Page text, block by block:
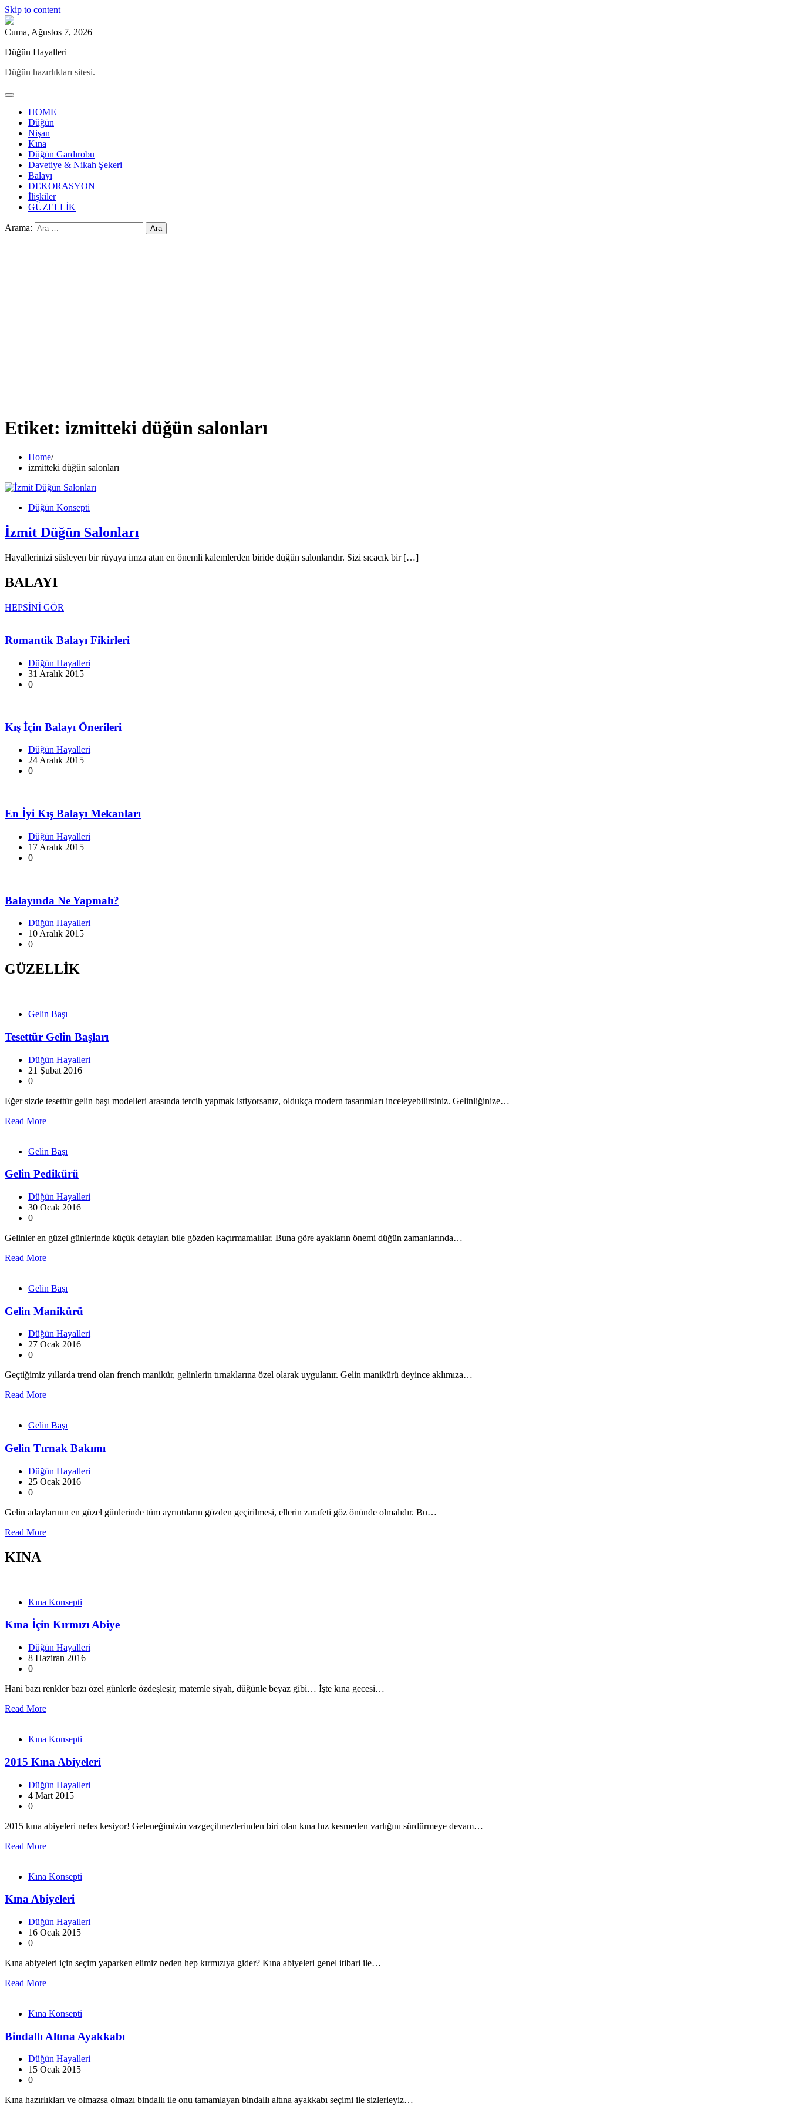
Skip to content
Cuma, Ağustos 7, 2026
Düğün Hayalleri
Düğün hazırlıkları sitesi.
HOME
Düğün
Nişan
Kına
Düğün Gardırobu
Davetiye & Nikah Şekeri
Balayı
DEKORASYON
İlişkiler
GÜZELLİK
Arama:
Etiket: izmitteki düğün salonları
Home
izmitteki düğün salonları
Düğün Konsepti
İzmit Düğün Salonları
Hayallerinizi süsleyen bir rüyaya imza atan en önemli kalemlerden biride düğün salonlarıdır. Sizi sıcacık bir […]
BALAYI
HEPSİNİ GÖR
Romantik Balayı Fikirleri
Düğün Hayalleri
31 Aralık 2015
0
Kış İçin Balayı Önerileri
Düğün Hayalleri
24 Aralık 2015
0
En İyi Kış Balayı Mekanları
Düğün Hayalleri
17 Aralık 2015
0
Balayında Ne Yapmalı?
Düğün Hayalleri
10 Aralık 2015
0
GÜZELLİK
Gelin Başı
Tesettür Gelin Başları
Düğün Hayalleri
21 Şubat 2016
0
Eğer sizde tesettür gelin başı modelleri arasında tercih yapmak istiyorsanız, oldukça modern tasarımları inceleyebilirsiniz. Gelinliğinize…
Read More
Gelin Başı
Gelin Pedikürü
Düğün Hayalleri
30 Ocak 2016
0
Gelinler en güzel günlerinde küçük detayları bile gözden kaçırmamalılar. Buna göre ayakların önemi düğün zamanlarında…
Read More
Gelin Başı
Gelin Manikürü
Düğün Hayalleri
27 Ocak 2016
0
Geçtiğimiz yıllarda trend olan french manikür, gelinlerin tırnaklarına özel olarak uygulanır. Gelin manikürü deyince aklımıza…
Read More
Gelin Başı
Gelin Tırnak Bakımı
Düğün Hayalleri
25 Ocak 2016
0
Gelin adaylarının en güzel günlerinde tüm ayrıntıların gözden geçirilmesi, ellerin zarafeti göz önünde olmalıdır. Bu…
Read More
KINA
Kına Konsepti
Kına İçin Kırmızı Abiye
Düğün Hayalleri
8 Haziran 2016
0
Hani bazı renkler bazı özel günlerle özdeşleşir, matemle siyah, düğünle beyaz gibi… İşte kına gecesi…
Read More
Kına Konsepti
2015 Kına Abiyeleri
Düğün Hayalleri
4 Mart 2015
0
2015 kına abiyeleri nefes kesiyor! Geleneğimizin vazgeçilmezlerinden biri olan kına hız kesmeden varlığını sürdürmeye devam…
Read More
Kına Konsepti
Kına Abiyeleri
Düğün Hayalleri
16 Ocak 2015
0
Kına abiyeleri için seçim yaparken elimiz neden hep kırmızıya gider? Kına abiyeleri genel itibari ile…
Read More
Kına Konsepti
Bindallı Altına Ayakkabı
Düğün Hayalleri
15 Ocak 2015
0
Kına hazırlıkları ve olmazsa olmazı bindallı ile onu tamamlayan bindallı altına ayakkabı seçimi ile sizlerleyiz…